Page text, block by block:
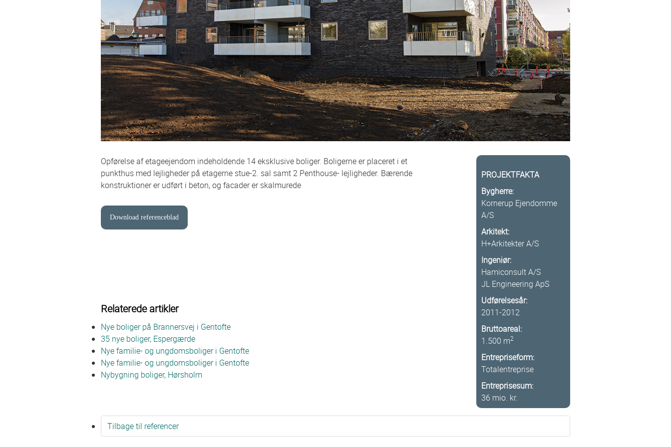
Opførelse af etageejendom indeholdende 14 eksklusive boliger. Boligerne er placeret i et
punkthus med lejligheder på etagerne stue-2. sal samt 2 Penthouse- lejligheder. Bærende
konstruktioner er udført i beton, og facader er skalmurede
Download referenceblad
Relaterede artikler
Nye boliger på Brannersvej i Gentofte
35 nye boliger, Espergærde
Nye familie- og ungdomsboliger i Gentofte
Nye familie- og ungdomsboliger i Gentofte
Nybygning boliger, Hørsholm
PROJEKTFAKTA
Bygherre:
Kornerup Ejendomme
A/S
Arkitekt:
H+Arkitekter A/S
Ingeniør:
Hamiconsult A/S
JL Engineering ApS
Udførelsesår:
2011-2012
Bruttoareal:
1.500 m2
Entrepriseform:
Totalentreprise
Entreprisesum:
36 mio. kr.
Tilbage til referencer